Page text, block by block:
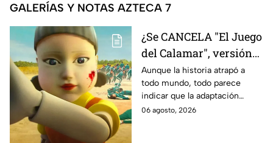
GALERÍAS Y NOTAS AZTECA 7
¿Se CANCELA "El Juego
del Calamar", versión
Estados Unidos? Esto
es lo que se sabe al
momento
Aunque la historia atrapó a
todo mundo, todo parece
indicar que la adaptación
podría ser cancelada:
06 agosto, 2026